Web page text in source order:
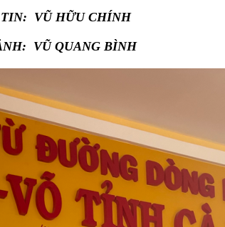
TIN: VŨ HỮU CHÍNH
VŨ QUANG BÌNH